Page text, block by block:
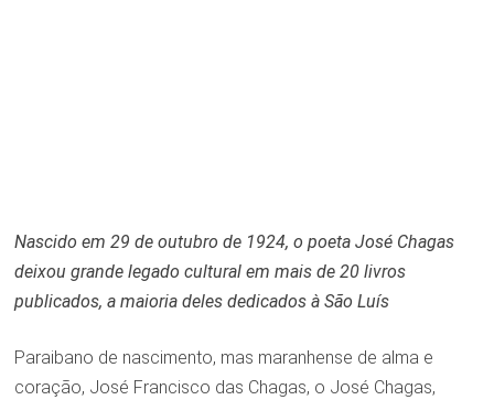
Nascido em 29 de outubro de 1924, o poeta José Chagas
deixou grande legado cultural em mais de 20 livros
publicados, a maioria deles dedicados à São Luís
Paraibano de nascimento, mas maranhense de alma e
coração, José Francisco das Chagas, o José Chagas,